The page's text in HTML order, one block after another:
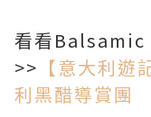
看看Balsamic
>> 【意大利
利黑醋導賞團